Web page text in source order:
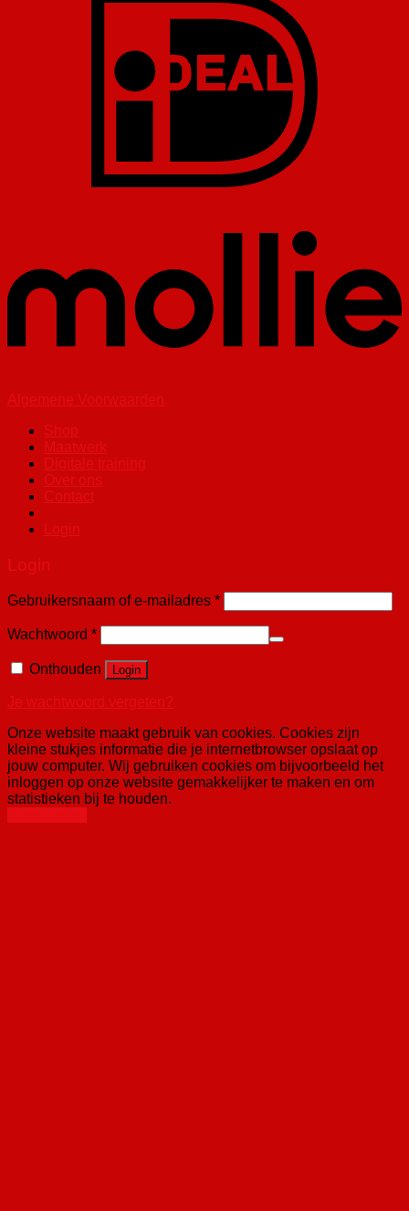
Algemene Voorwaarden
Shop
Maatwerk
Digitale training
Over ons
Contact
Login
Login
Gebruikersnaam of e-mailadres *
Wachtwoord *
Onthouden Login
Je wachtwoord vergeten?
Onze website maakt gebruik van cookies. Cookies zijn
kleine stukjes informatie die je internetbrowser opslaat op
jouw computer. Wij gebruiken cookies om bijvoorbeeld het
inloggen op onze website gemakkelijker te maken en om
statistieken bij te houden.